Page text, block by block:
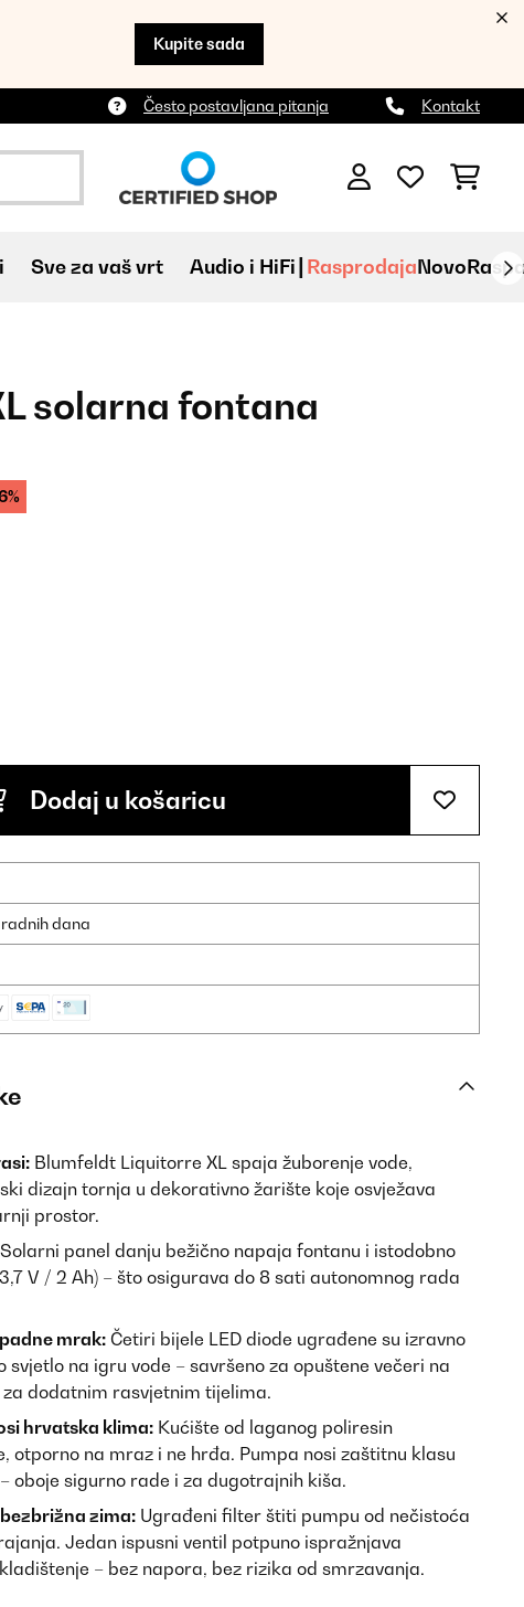
Kupite sada
Često postavljana pitanja Kontakt
Sve za vaš vrt Audio i HiFi RasprodajaNovo
solarna fontana
Dodaj u košaricu
dana
Blumfeldt Liquitorre XL spaja žuborenje vode,
dizajn tornja u dekorativno žarište koje osvježava
prostor.
Solarni panel danju bežično napaja fontanu i istodobno
V / 2 Ah) – što osigurava do 8 sati autonomnog rada
mrak: Četiri bijele LED diode ugrađene su izravno
svjetlo na igru vode – savršeno za opuštene večeri na
dodatnim rasvjetnim tijelima.
hrvatska klima: Kućište od laganog poliresin
otporno na mraz i ne hrđa. Pumpa nosi zaštitnu klasu
oboje sigurno rade i za dugotrajnih kiša.
zima: Ugrađeni filter štiti pumpu od nečistoća
Jedan ispusni ventil potpuno ispražnjava
– bez napora, bez rizika od smrzavanja.